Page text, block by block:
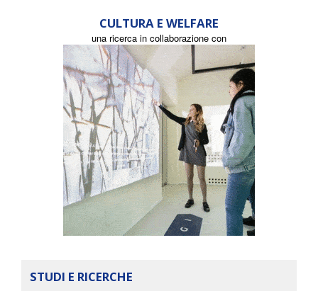
CULTURA E WELFARE
una ricerca in collaborazione con
STUDI E RICERCHE